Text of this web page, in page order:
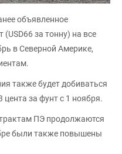
объявленное
за тонну) на все
в Северной Америке,
также будет добиваться
за фунт с 1 ноября.
ПЭ продолжаются
были также повышены